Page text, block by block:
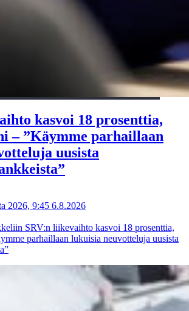
kasvoi 18 prosenttia,
– ”Käymme parhaillaan
uusista
2026, 9:45 6.8.2026
SRV:n liikevaihto kasvoi 18 prosenttia,
parhaillaan lukuisia neuvotteluja uusista